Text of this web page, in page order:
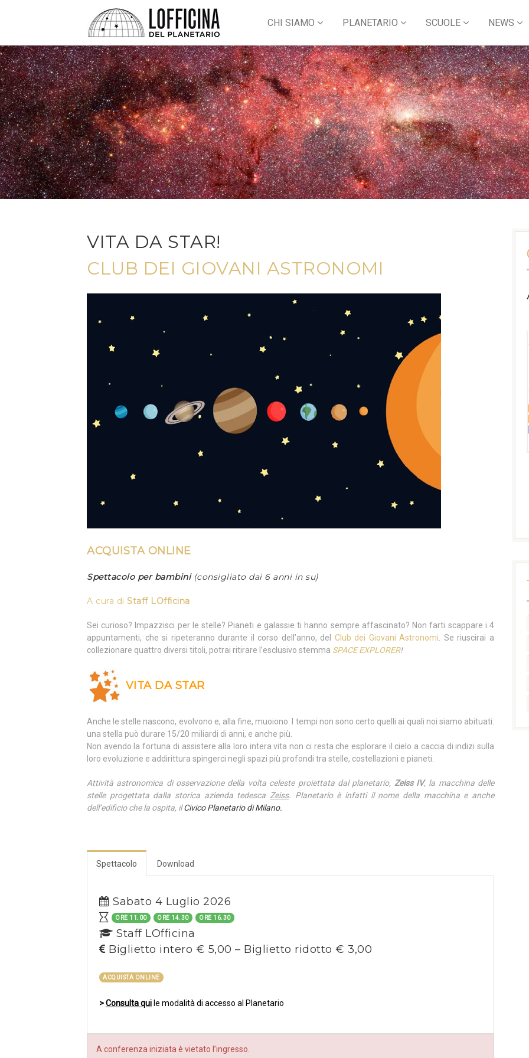
CHI SIAMO PLANETARIO SCUOLE NEWS
VITA DA STAR!
CLUB DEI GIOVANI ASTRONOMI
ACQUISTA ONLINE
Spettacolo per bambini(consigliato dai 6 anni in su)
A cura di Staff LOfficina
Sei curioso? Impazzisci per le stelle? Pianeti e galassie ti hanno sempre affascinato? Non farti scappare i 4
appuntamenti, che si ripeteranno durante il corso dell’anno, del Club dei Giovani Astronomi . Se riuscirai a
collezionare quattro diversi titoli, potrai ritirare l’esclusivo stemma SPACE EXPLORER!
VITA DA STAR
Anche le stelle nascono, evolvono e, alla fine, muoiono. I tempi non sono certo quelli ai quali noi siamo abituati:
una stella può durare 15/20 miliardi di anni, e anche più.
Non avendo la fortuna di assistere alla loro intera vita non ci resta che esplorare il cielo a caccia di indizi sulla
loro evoluzione e addirittura spingerci negli spazi più profondi tra stelle, costellazioni e pianeti.
Attività astronomica di osservazione della volta celeste proiettata dal planetario, Zeiss IV, la macchina delle
stelle progettata dalla storica azienda tedesca Zeiss. Planetario è infatti il nome della macchina e anche
dell’edificio che la ospita, ilCivico Planetario di Milano.
Spettacolo Download
Sabato 4 Luglio 2026
ORE 11.00 ORE 14.30 ORE 16.30
Staff LOfficina
Biglietto intero € 5,00 – Biglietto ridotto € 3,00
ACQUISTA ONLINE
>Consulta qui le modalità di accesso al Planetario
A conferenza iniziata è vietato l’ingresso.